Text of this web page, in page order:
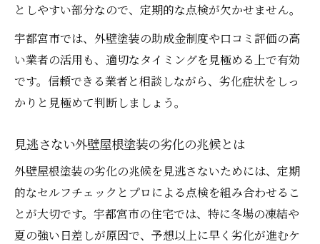
としやすい部分なので、定期的な点検が欠かせません。
宇都宮市では、外壁塗装の助成金制度や口コミ評価の高
い業者の活用も、適切なタイミングを見極める上で有効
です。信頼できる業者と相談しながら、劣化症状をしっ
かりと見極めて判断しましょう。
見逃さない外壁屋根塗装の劣化の兆候とは
外壁屋根塗装の劣化の兆候を見逃さないためには、定期
的なセルフチェックとプロによる点検を組み合わせるこ
とが大切です。宇都宮市の住宅では、特に冬場の凍結や
夏の強い日差しが原因で、予想以上に早く劣化が進むケ